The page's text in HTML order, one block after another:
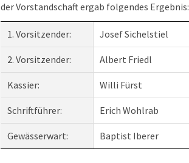
der Vorstandschaft ergab folgendes Ergebnis:
1. Vorsitzender: Josef Sichelstiel
2. Vorsitzender: Albert Friedl
Kassier: Willi Fürst
Schriftführer: Erich Wohlrab
Gewässerwart: Baptist Iberer